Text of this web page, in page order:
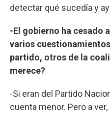
detectar qué sucedía y
-El gobierno ha cesado
varios
partido, otros de la
merece?
-Si eran del Partido
cuenta menor. Pero a